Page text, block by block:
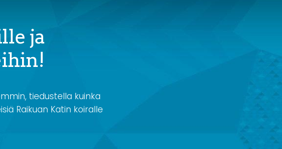
ja
tiedustella kuinka
Raikuan Katin koiralle